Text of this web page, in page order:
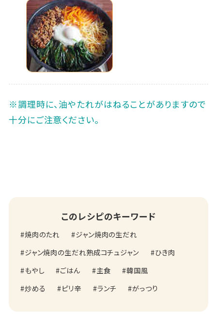
※調理時に、油やたれがはねることがありますので
十分にご注意ください。
このレシピのキーワード
焼肉のたれ
ジャン焼肉の生だれ
ジャン焼肉の生だれ熟成コチュジャン
ひき肉
もやし
ごはん 主食
韓国風
炒める
ピリ辛 ランチ がっつり